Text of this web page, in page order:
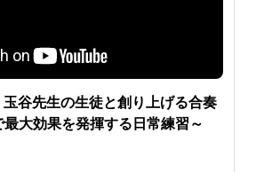
谷先生の生徒と創り上げる合奏
大効果を発揮する日常練習～